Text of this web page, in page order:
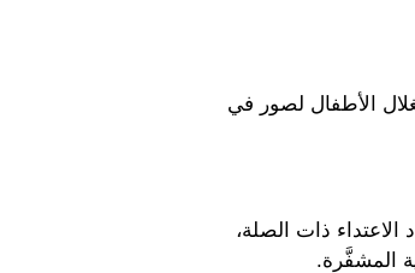
الأطفال لصور في
ذات الصلة،
المشفَّرة.